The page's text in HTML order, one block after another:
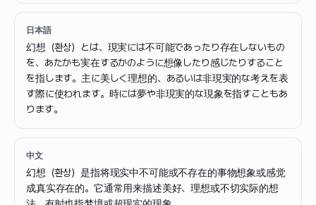
日本語
幻想（환상）とは、現実には不可能であったり存在しないもの
を、あたかも実在するかのように想像したり感じたりすること
を指します。主に美しく理想的、あるいは非現実的な考えを表
す際に使われます。時には夢や非現実的な現象を指すこともあ
ります。
中文
幻想（환상）是指将现实中不可能或不存在的事物想象或感觉
成真实存在的。它通常用来描述美好、理想或不切实际的想